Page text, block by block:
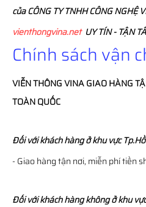
của CÔNG TY TNHH CÔNG NGHỆ
vienthongvina.netUY TÍN - TẬN
Chính sách vận
VIỄN THÔNGVINAGIAO HÀNG
TOÀN QUỐC
Đối với khách hàng ở khu vực
- Giao hàng tận nơi, miễn phí tiền
Đối với khách hàng không ở khu